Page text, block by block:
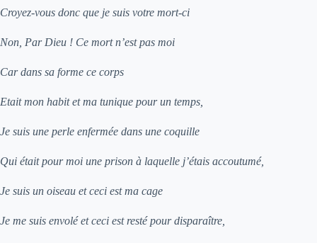
Croyez-vous donc que je suis votre mort-ci
Non, Par Dieu ! Ce mort n’est pas moi
Car dans sa forme ce corps
Etait mon habit et ma tunique pour un temps,
Je suis une perle enfermée dans une coquille
Qui était pour moi une prison à laquelle j’étais accoutumé,
Je suis un oiseau et ceci est ma cage
Je me suis envolé et ceci est resté pour disparaître,